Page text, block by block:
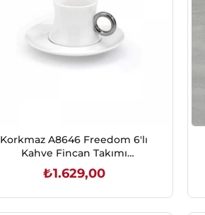
Korkmaz A8646 Freedom 6'lı
Kahve Fincan Takımı
Beyaz/Platin
₺1.629,00